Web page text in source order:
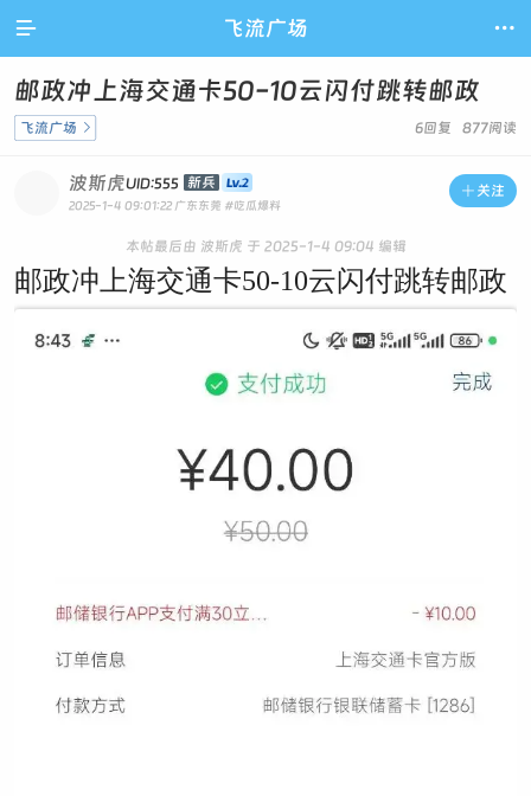
 飞流广场 
邮政冲上海交通卡50-10云闪付跳转邮政
6回复 877阅读
飞流广场 
 关注
波斯虎UID:555 新兵
2025-1-4 09:01:22 广东东莞 #吃瓜爆料
本帖最后由 波斯虎 于 2025-1-4 09:04 编辑
邮政冲上海交通卡50-10云闪付跳转邮政